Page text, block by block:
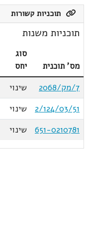
תוכניות קשורות
תוכניות משנות
מס' תוכנית
סוג
יחס
7/מק/2068
שינוי
2/124/03/51
שינוי
651-0210781
שינוי